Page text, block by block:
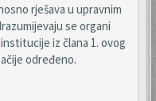
rješava u upravnim
se organi
iz člana 1. ovog
određeno.